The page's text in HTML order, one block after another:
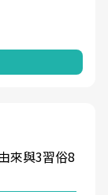
來與3習俗8